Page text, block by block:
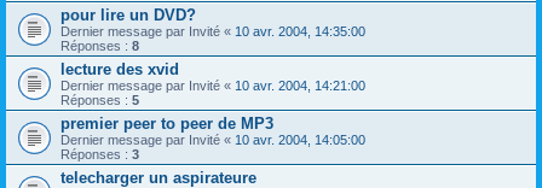
pour lire un DVD?
Dernier message par Invité « 10 avr. 2004, 14:35:00
Réponses : 8
lecture des xvid
Dernier message par Invité « 10 avr. 2004, 14:21:00
Réponses : 5
premier peer to peer de MP3
Dernier message par Invité « 10 avr. 2004, 14:05:00
Réponses : 3
telecharger un aspirateure